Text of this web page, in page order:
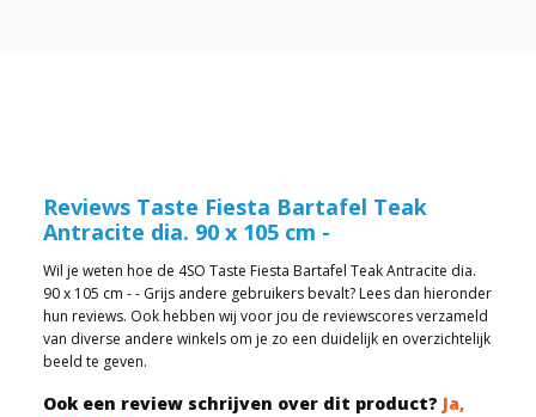
Reviews Taste Fiesta Bartafel Teak
Antracite dia. 90 x 105 cm -
Wil je weten hoe de 4SO Taste Fiesta Bartafel Teak Antracite dia.
90 x 105 cm - - Grijs andere gebruikers bevalt? Lees dan hieronder
hun reviews. Ook hebben wij voor jou de reviewscores verzameld
van diverse andere winkels om je zo een duidelijk en overzichtelijk
beeld te geven.
Ook een review schrijven over dit product? Ja,